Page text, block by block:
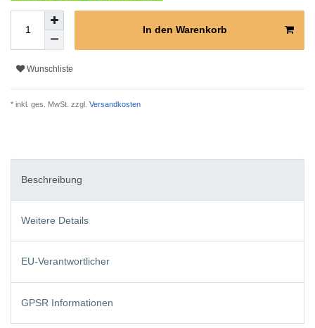
In den Warenkorb
Wunschliste
* inkl. ges. MwSt. zzgl. Versandkosten
Beschreibung
Weitere Details
EU-Verantwortlicher
GPSR Informationen